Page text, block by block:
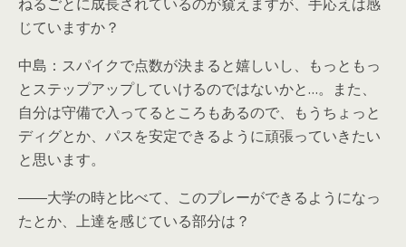
じていますか？
中島：スパイクで点数が決まると嬉しいし、もっともっ
とステップアップしていけるのではないかと…。また、
自分は守備で入ってるところもあるので、もうちょっと
ディグとか、パスを安定できるように頑張っていきたい
と思います。
――大学の時と比べて、このプレーができるようになっ
たとか、上達を感じている部分は？